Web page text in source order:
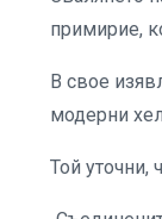
примирие,
В свое
модерни
Той уточни,